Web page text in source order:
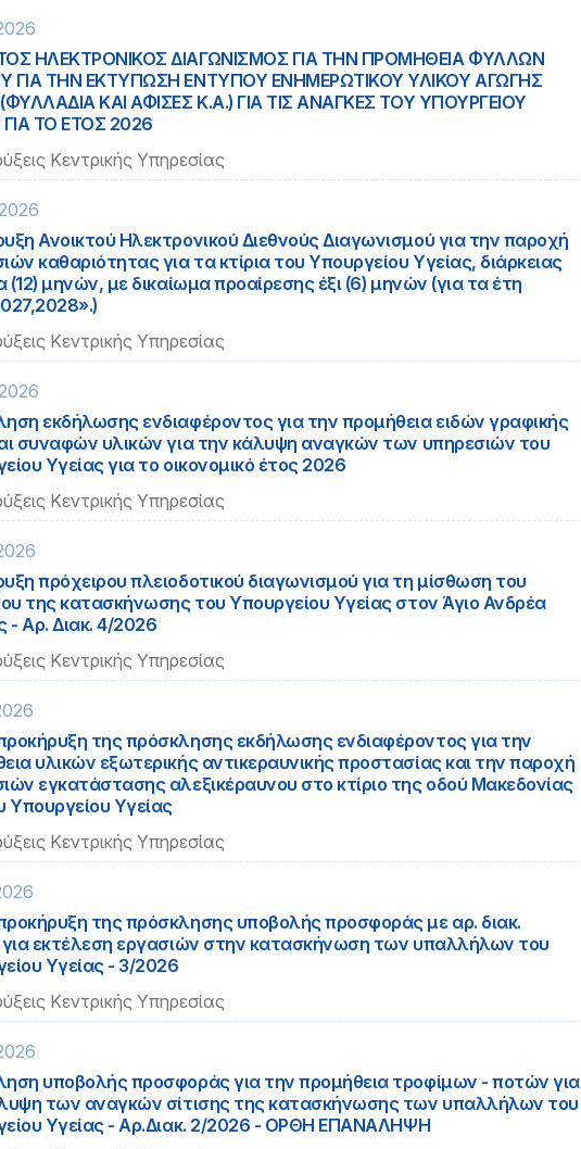
ΗΛΕΚΤΡΟΝΙΚΟΣ ΔΙΑΓΩΝΙΣΜΟΣ ΓΙΑ ΤΗΝ ΠΡΟΜΗΘΕΙΑ ΦΥΛΛΩΝ
ΓΙΑ ΤΗΝ ΕΚΤΥΠΩΣΗ ΕΝΤΥΠΟΥ ΕΝΗΜΕΡΩΤΙΚΟΥ ΥΛΙΚΟΥ ΑΓΩΓΗΣ
ΚΑΙ ΑΦΙΣΕΣ Κ.Α.) ΓΙΑ ΤΙΣ ΑΝΑΓΚΕΣ ΤΟΥ ΥΠΟΥΡΓΕΙΟΥ
ΓΙΑ ΤΟ ΕΤΟΣ 2026
Κεντρικής Υπηρεσίας
Ανοικτού Ηλεκτρονικού Διεθνούς Διαγωνισμού για την παροχή
καθαριότητας για τα κτίρια του Υπουργείου Υγείας, διάρκειας
(12) μηνών, με δικαίωμα προαίρεσης έξι (6) μηνών (για τα έτη
Κεντρικής Υπηρεσίας
εκδήλωσης ενδιαφέροντος για την προμήθεια ειδών γραφικής
συναφών υλικών για την κάλυψη αναγκών των υπηρεσιών του
Υγείας για το οικονομικό έτος 2026
Κεντρικής Υπηρεσίας
πρόχειρου πλειοδοτικού διαγωνισμού για τη μίσθωση του
της κατασκήνωσης του Υπουργείου Υγείας στον Άγιο Ανδρέα
- Αρ. Διακ. 4/2026
Κεντρικής Υπηρεσίας
της πρόσκλησης εκδήλωσης ενδιαφέροντος για την
υλικών εξωτερικής αντικεραυνικής προστασίας και την παροχή
εγκατάστασης αλεξικέραυνου στο κτίριο της οδού Μακεδονίας
Υπουργείου Υγείας
Κεντρικής Υπηρεσίας
της πρόσκλησης υποβολής προσφοράς με αρ. διακ.
εκτέλεση εργασιών στην κατασκήνωση των υπαλλήλων του
Υγείας - 3/2026
Κεντρικής Υπηρεσίας
υποβολής προσφοράς για την προμήθεια τροφίμων - ποτών για
των αναγκών σίτισης της κατασκήνωσης των υπαλλήλων του
Υγείας - Αρ.Διακ. 2/2026 - ΟΡΘΗ ΕΠΑΝΑΛΗΨΗ